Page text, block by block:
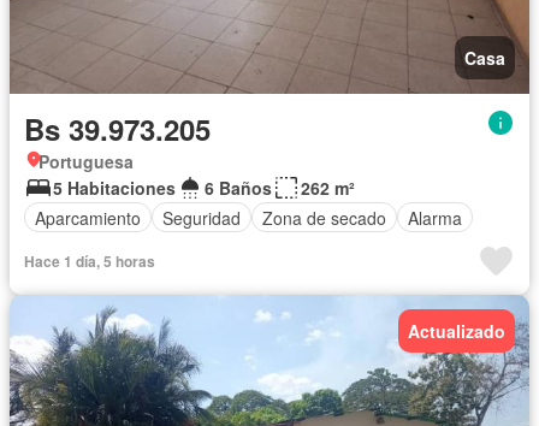
Casa
Bs 39.973.205
Portuguesa
5 Habitaciones
6 Baños
262 m²
Aparcamiento
Seguridad Zona de secado Alarma
Hace 1 día, 5 horas
Actualizado